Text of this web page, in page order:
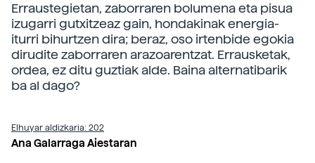
Erraustegietan, zaborraren bolumena eta pisua
izugarri gutxitzeaz gain, hondakinak energia-
iturri bihurtzen dira; beraz, oso irtenbide egokia
dirudite zaborraren arazoarentzat. Errausketak,
ordea, ez ditu guztiak alde. Baina alternatibarik
ba al dago?
Elhuyar aldizkaria: 202
Ana Galarraga Aiestaran